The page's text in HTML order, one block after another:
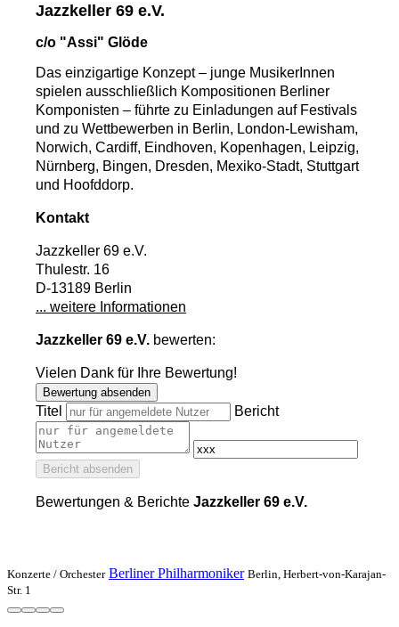
Jazzkeller 69 e.V.
c/o "Assi" Glöde
Das einzigartige Konzept – junge MusikerInnen
spielen ausschließlich Kompositionen Berliner
Komponisten – führte zu Einladungen auf Festivals
und zu Wettbewerben in Berlin, London-Lewisham,
Norwich, Cardiff, Eindhoven, Kopenhagen, Leipzig,
Nürnberg, Bingen, Dresden, Mexiko-Stadt, Stuttgart
und Hoofddorp.
Kontakt
Jazzkeller 69 e.V.
Thulestr. 16
D-13189 Berlin
... weitere Informationen
Jazzkeller 69 e.V. bewerten:
Vielen Dank für Ihre Bewertung!
Bewertung absenden
Titel Bericht
Bericht absenden
Bewertungen & Berichte Jazzkeller 69 e.V.
Konzerte / Orchester Berliner Philharmoniker Berlin, Herbert-von-Karajan-
Str. 1